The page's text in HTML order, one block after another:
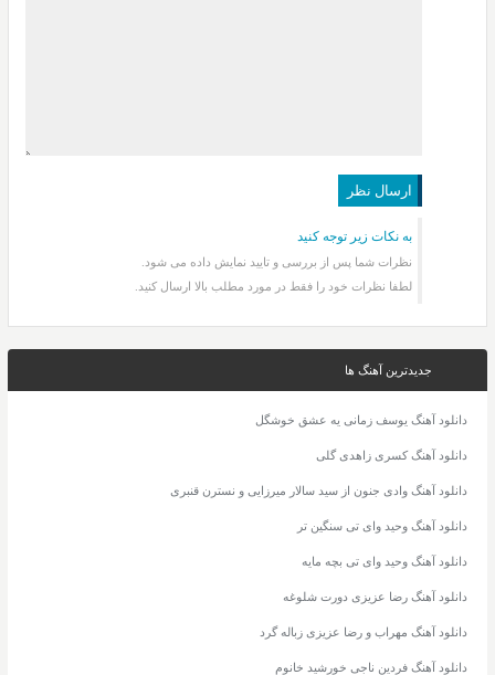
به نکات زیر توجه کنید
نظرات شما پس از بررسی و تایید نمایش داده می شود.
لطفا نظرات خود را فقط در مورد مطلب بالا ارسال کنید.
جدیدترین آهنگ ها
دانلود آهنگ یوسف زمانی یه عشق خوشگل
دانلود آهنگ کسری زاهدی گلی
دانلود آهنگ وادی جنون از سید سالار میرزایی و نسترن قنبری
دانلود آهنگ وحید وای تی سنگین تر
دانلود آهنگ وحید وای تی بچه مایه
دانلود آهنگ رضا عزیزی دورت شلوغه
دانلود آهنگ مهراب و رضا عزیزی زباله گرد
دانلود آهنگ فردین ناجی خورشید خانوم